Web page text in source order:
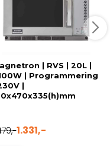
| RVS | 20L |
| Programmering
|
1.331,-